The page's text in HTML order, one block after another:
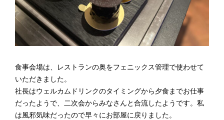
食事会場は、レストランの奥をフェニックス管理で使わせて
いただきました。
社長はウェルカムドリンクのタイミングから夕食までお仕事
だったようで、二次会からみなさんと合流したようです。私
は風邪気味だったので早々にお部屋に戻りました。